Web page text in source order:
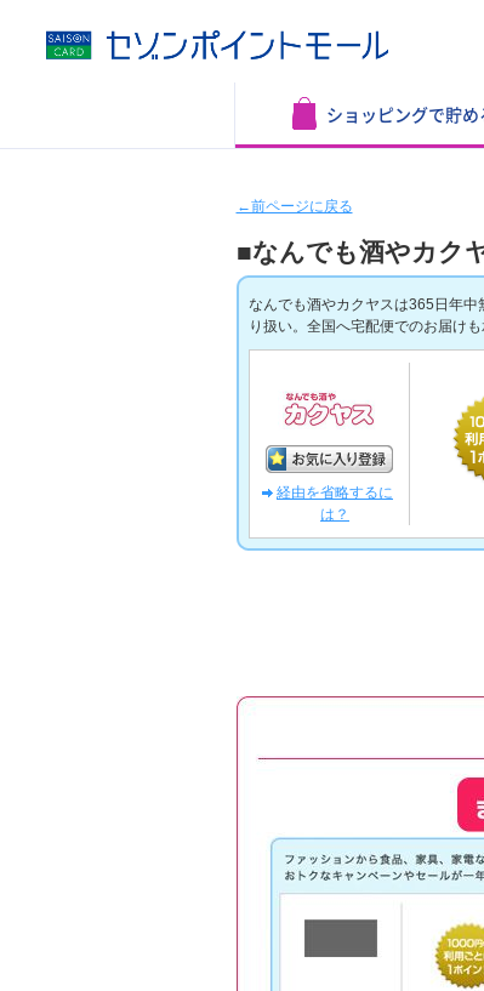
ショッピングで貯め
←前ページに戻る
■なんでも酒やカク
なんでも酒やカクヤスは365日年
り扱い。全国へ宅配便でのお届け
経由を省略するに
は？